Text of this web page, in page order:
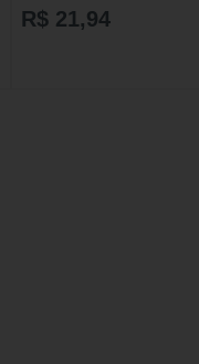
R$ 21,94